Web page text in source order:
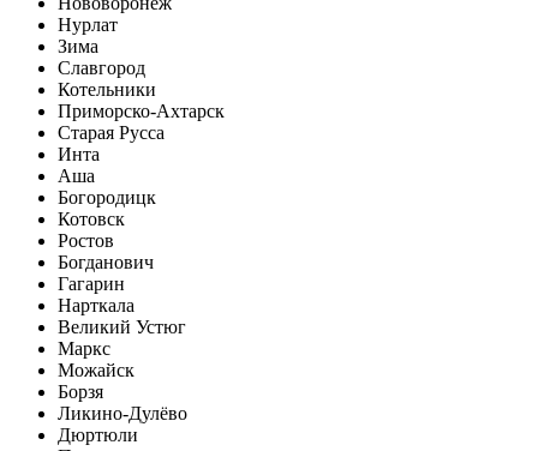
Нурлат
Зима
Славгород
Котельники
Приморско-Ахтарск
Старая Русса
Инта
Аша
Богородицк
Котовск
Ростов
Богданович
Гагарин
Нарткала
Великий Устюг
Маркс
Можайск
Борзя
Ликино-Дулёво
Дюртюли